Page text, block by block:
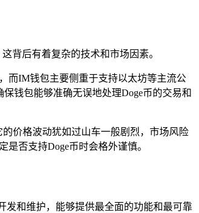
背后有着复杂的技术和市场因素。
而IM钱包主要侧重于支持以太坊等主流公
钱包能够准确无误地处理Doge币的交易和
价格波动犹如过山车一般剧烈，市场风险
否支持Doge币时会格外谨慎。
发和维护，能够提供最全面的功能和最可靠